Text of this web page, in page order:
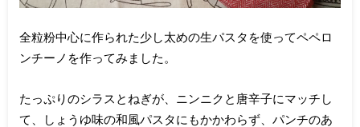
全粒粉中心に作られた少し太めの生パスタを使ってペペロ
ンチーノを作ってみました。
たっぷりのシラスとねぎが、ニンニクと唐辛子にマッチし
て、しょうゆ味の和風パスタにもかかわらず、パンチのあ